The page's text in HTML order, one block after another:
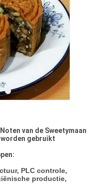
van de Sweetymaan
gebruikt
PLC controle,
productie,